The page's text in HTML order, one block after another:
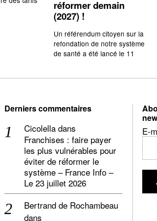
réformer demain
(2027) !
Un référendum citoyen sur la
refondation de notre système
de santé a été lancé le 11
Derniers commentaires
Cicolella dans
Franchises : faire payer
les plus vulnérables pour
éviter de réformer le
système – France Info –
Le 23 juillet 2026
Bertrand de Rochambeau
dans
E-